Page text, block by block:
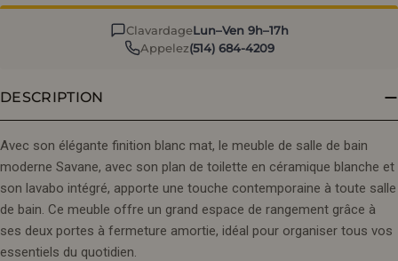
ClavardageLun–Ven 9h–17h
Appelez(514) 684-4209
DESCRIPTION
Avec son élégante finition blanc mat, le meuble de salle de bain
moderne Savane, avec son plan de toilette en céramique blanche et
son lavabo intégré, apporte une touche contemporaine à toute salle
de bain. Ce meuble offre un grand espace de rangement grâce à
ses deux portes à fermeture amortie, idéal pour organiser tous vos
essentiels du quotidien.